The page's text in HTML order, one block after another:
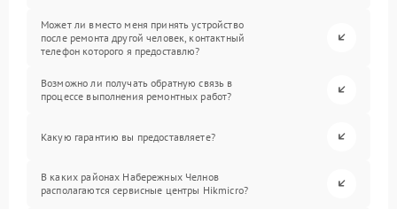
Может ли вместо меня принять устройство
после ремонта другой человек, контактный
телефон которого я предоставлю?
Возможно ли получать обратную связь в
процессе выполнения ремонтных работ?
Какую гарантию вы предоставляете?
В каких районах Набережных Челнов
располагаются сервисные центры Hikmicro?